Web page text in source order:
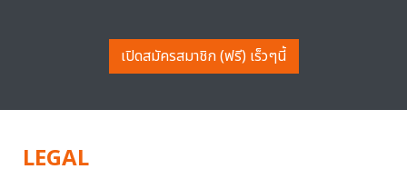
เปิดสมัครสมาชิก (ฟรี) เร็วๆนี้
LEGAL